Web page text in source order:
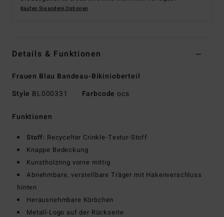
Kaufen Sie andere Optionen
Details & Funktionen
Frauen Blau Bandeau-Bikinioberteil
Style BL000331 Farbcode ocs
Funktionen
Stoff: Recycelter Crinkle-Textur-Stoff
Knappe Bedeckung
Kunstholzring vorne mittig
Abnehmbare, verstellbare Träger mit Hakenverschluss
hinten
Herausnehmbare Körbchen
Metall-Logo auf der Rückseite